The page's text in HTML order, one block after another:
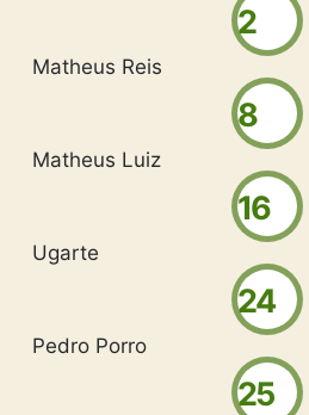
2
Matheus Reis
8
Matheus Luiz
16
Ugarte
24
Pedro Porro
25